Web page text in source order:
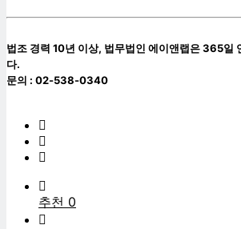
법조 경력 10년 이상, 법무법인 에이앤랩은 365일
다.
문의 : 02-538-0340
추천 0